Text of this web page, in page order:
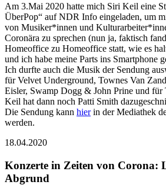
Am 3.Mai 2020 hatte mich Siri Keil eine
ÜberPop“ auf NDR Info eingeladen, um
von Musiker*innen und
Coronära zu sprechen (nun ja, faktisch
Homeoffice zu Homeoffice statt, wie es
und ich habe meine Parts ins Smartphone
Ich durfte auch die Musik der Sendung
für Velvet Underground, Townes Van
Eisler, Swamp Dogg & John Prine und für
Keil hat dann noch Patti Smith
Die Sendung kann hierin der Mediathek
werden.
18.04.2020
Konzerte in Zeiten von Corona:
Abgrund